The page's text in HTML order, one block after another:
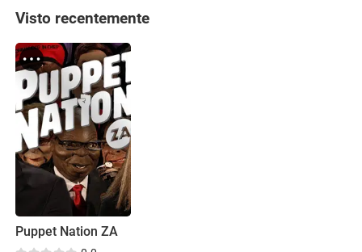
Visto recentemente
Puppet Nation ZA